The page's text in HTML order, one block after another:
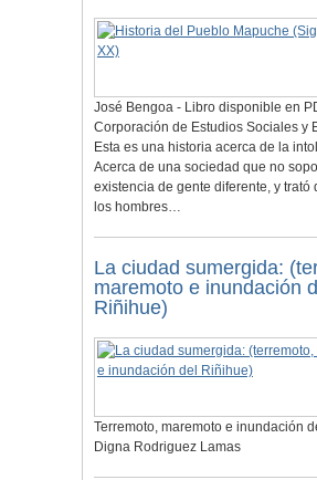
José Bengoa - Libro disponible en
Corporación de Estudios Sociales y
Esta es una historia acerca de la
Acerca de una sociedad que no
existencia de gente diferente, y trató
los hombres…
La ciudad sumergida:
maremoto e inundación
Riñihue)
Terremoto, maremoto e inundación
Digna Rodriguez Lamas